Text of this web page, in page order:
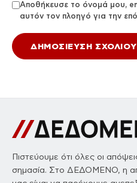
Αποθήκευσε το όνομά μου,
αυτόν τον πλοηγό για την
Πιστεύουμε ότι όλες οι
σημασία. Στο ΔΕΔΟΜΕΝΟ, η